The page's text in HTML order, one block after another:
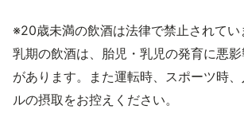
※20歳未満の飲酒は法律で禁止されてい
乳期の飲酒は、胎児・乳児の発育に悪
があります。また運転時、スポーツ時
ルの摂取をお控えください。